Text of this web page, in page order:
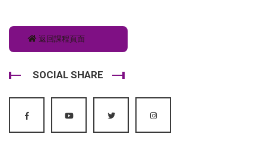
返回課程頁面
SOCIAL SHARE